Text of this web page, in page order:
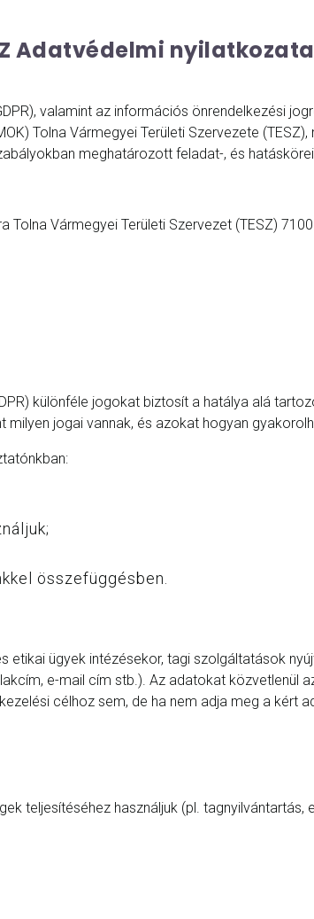
Adatvédelmi nyilatkozata
valamint az információs önrendelkezési
Tolna Vármegyei Területi Szervezete
meghatározott feladat-, és
Vármegyei Területi Szervezet (TESZ)
különféle jogokat biztosít a hatálya alá
jogai vannak, és azokat hogyan
összefüggésben.
etikai ügyek intézésekor, tagi szolgáltatások
e-mail cím stb.). Az adatokat közvetlenül
célhoz sem, de ha nem adja meg a kért
teljesítéséhez használjuk (pl.